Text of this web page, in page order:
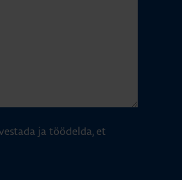
ja töödelda, et